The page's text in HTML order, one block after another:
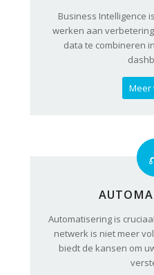
Business Intelligence
werken aan
data te combineren
Meer
Automatisering is
netwerk is niet meer
biedt de kansen om